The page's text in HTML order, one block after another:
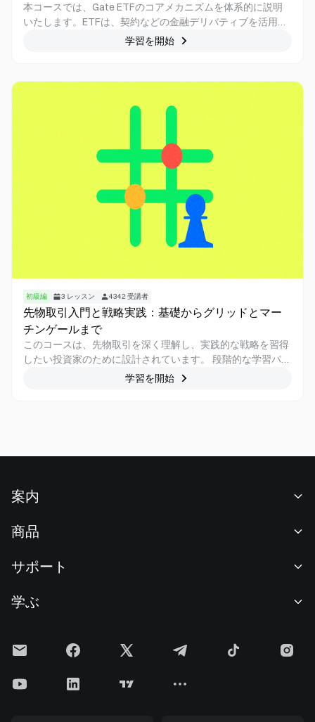
本コースでは、Gate ETFのコアメカニズムを体系的に説明
いたします。ETFは、契約などの金融デリバティブを活用
し、原資産の価格変動を追跡し、その値動きを目標倍率まで
ョンの管理を自分で行う必要はありません。ETFは高リス
について明確な判断ができる方に適しています。
学習を開始
初級編 3 レッスン 4342 受講者
先物取引入門と戦略実践：基礎からグリッドとマー
チンゲールまで
このコースは、先物取引を深く理解し、実践的な戦略を習得
したい投資家のために設計されています。 段階的な学習パス
を通じて、先物取引をすぐに始め、市場の変動で利益機会を
学習を開始
案内
ニュースルーム
F1 Oracle Red Bull Racing 公式スポンサー
クッキーポリシー
商品
現物取引
投資センター
サポート
手数料
学ぶ
Gateニュース